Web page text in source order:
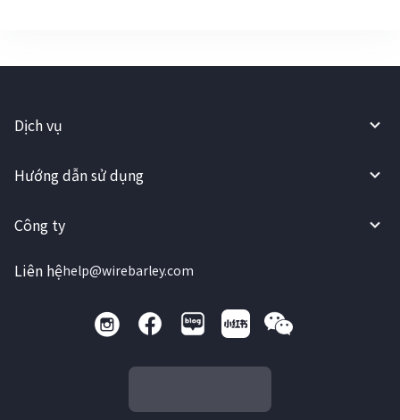
Dịch vụ
Hướng dẫn sử dụng
Công ty
Liên hệhelp@wirebarley.com